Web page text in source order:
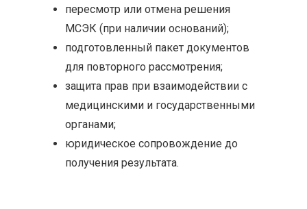
пересмотр или отмена решения
МСЭК (при наличии оснований);
подготовленный пакет документов
для повторного рассмотрения;
защита прав при взаимодействии с
медицинскими и государственными
органами;
юридическое сопровождение до
получения результата.